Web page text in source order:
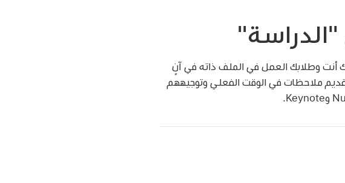
أنت وطلابك العمل في الملف ذاته في آنٍ
ملاحظات في الوقت الفعلي وتوجيههم